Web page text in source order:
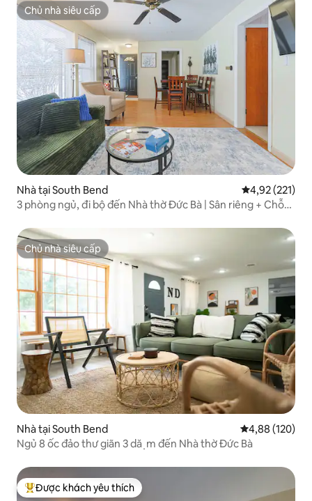
Chủ nhà siêu cấp
Chủ nhà siêu cấp
Nhà tại South Bend Xếp hạng
4,92 (221)
3 phòng ngủ, đi bộ đến Nhà thờ Đức Bà | Sân riêng + Chỗ
Chủ nhà siêu cấp
Chủ nhà siêu cấp
Nhà tại South Bend Xếp hạng
4,88 (120)
Ngủ 8 ốc đảo thư giãn 3 dă ̣ m đến Nhà thờ Đức Bà
Được khách yêu thích nhất
Được khách yêu thích